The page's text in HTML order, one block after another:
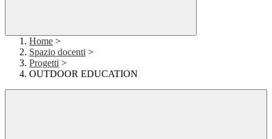
Home >
Spazio docenti >
Progetti >
OUTDOOR EDUCATION